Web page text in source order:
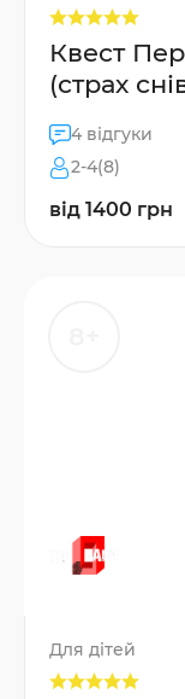
Квест
(страх
4 відгуки
2-4(8)
від 1400 грн
Для дітей